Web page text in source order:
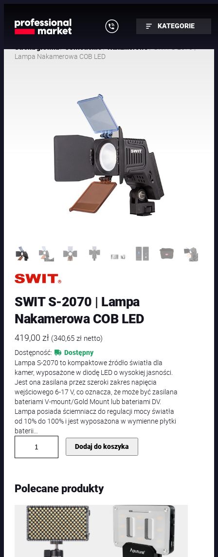
KATEGORIE
/ /
/ SWIT S-2070 |
Lampa Nakamerowa COB LED
SWIT S-2070 | Lampa
Nakamerowa COB LED
419,00 zł (340,65zł netto)
Dostępność:
Dostępny
Lampa S-2070 to kompaktowe źródło światła dla
kamer, wyposażone w diodę LED o wysokiej jasności.
Jest ona zasilana przez szeroki zakres napięcia
wejściowego 6-17 V, co oznacza, że może być zasilana
bateriami V-mount/Gold Mount lub bateriami DV.
Lampa posiada ściemniacz do regulacji mocy światła
od 10% do 100% i jest wyposażona w wymienne płytki
baterii…
o
S
Dodaj do koszyka
Polecane produkty